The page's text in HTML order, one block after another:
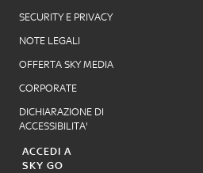
SECURITY E PRIVACY
NOTE LEGALI
OFFERTA SKY MEDIA
CORPORATE
DICHIARAZIONE DI
ACCESSIBILITA'
ACCEDI A
SKY GO